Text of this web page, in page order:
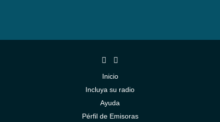
Inicio
Incluya su radio
Ayuda
Pérfil de Emisoras